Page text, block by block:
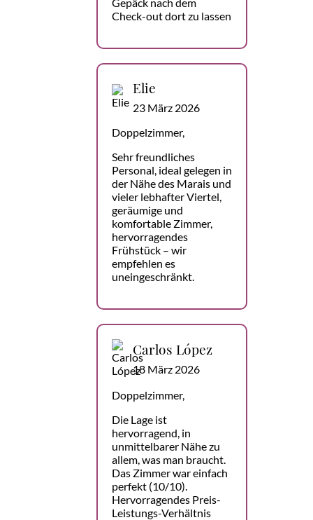
Check-out dort zu lassen
Elie
23 März 2026
Doppelzimmer,
Sehr freundliches
Personal, ideal gelegen in
der Nähe des Marais und
vieler lebhafter Viertel,
geräumige und
komfortable Zimmer,
hervorragendes
Frühstück – wir
empfehlen es
uneingeschränkt.
Carlos López
18 März 2026
Doppelzimmer,
Die Lage ist
hervorragend, in
unmittelbarer Nähe zu
allem, was man braucht.
Das Zimmer war einfach
perfekt (10/10).
Hervorragendes Preis-
Leistungs-Verhältnis